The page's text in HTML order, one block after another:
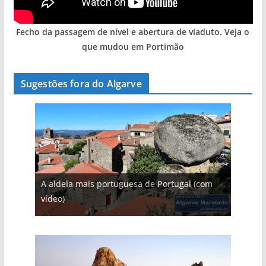
Fecho da passagem de nível e abertura de viaduto. Veja o
que mudou em Portimão
Sugestões fora do Algarve
A aldeia mais portuguesa de Portugal (com
vídeo)
A piscina natural com cascata
As portas do rio Tejo (com vídeo)